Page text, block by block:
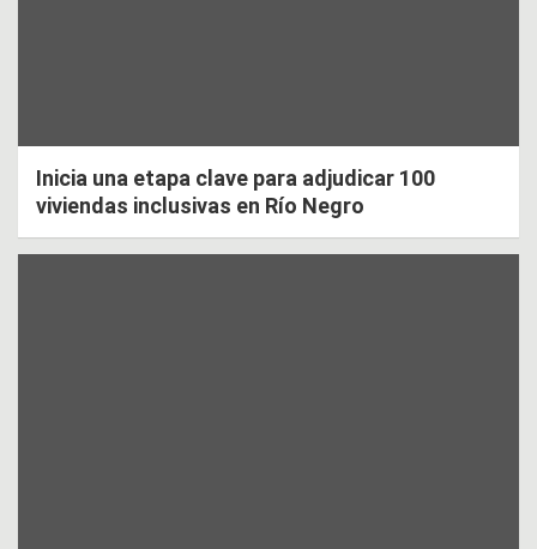
Inicia una etapa clave para adjudicar 100
viviendas inclusivas en Río Negro